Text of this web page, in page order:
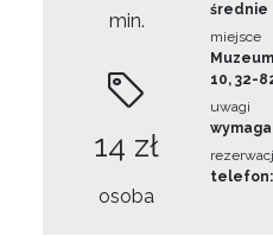
min.
14 zł
osoba
średnie
miejsce
10, 32-
uwagi
telefon: